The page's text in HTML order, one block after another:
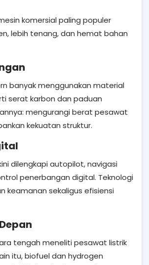
komersial paling populer
lebih tenang, dan hemat bahan
banyak menggunakan material
serat karbon dan paduan
mengurangi berat pesawat
kekuatan struktur.
dilengkapi autopilot, navigasi
penerbangan digital. Teknologi
keamanan sekaligus efisiensi
tengah meneliti pesawat listrik
itu, biofuel dan hydrogen